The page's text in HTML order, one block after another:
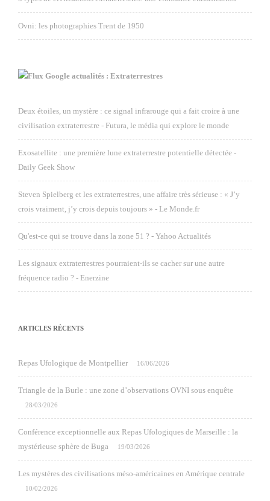
Ovni: les photographies Trent de 1950
Google actualités : Extraterrestres
Deux étoiles, un mystère : ce signal infrarouge qui a fait croire à une
civilisation extraterrestre - Futura, le média qui explore le monde
Exosatellite : une première lune extraterrestre potentielle détectée -
Daily Geek Show
Steven Spielberg et les extraterrestres, une affaire très sérieuse : « J’y
crois vraiment, j’y crois depuis toujours » - Le Monde.fr
Qu'est-ce qui se trouve dans la zone 51 ? - Yahoo Actualités
Les signaux extraterrestres pourraient-ils se cacher sur une autre
fréquence radio ? - Enerzine
ARTICLES RÉCENTS
Repas Ufologique de Montpellier 16/06/2026
Triangle de la Burle : une zone d’observations OVNI sous enquête
28/03/2026
Conférence exceptionnelle aux Repas Ufologiques de Marseille : la
mystérieuse sphère de Buga
19/03/2026
Les mystères des civilisations méso-américaines en Amérique centrale
10/02/2026